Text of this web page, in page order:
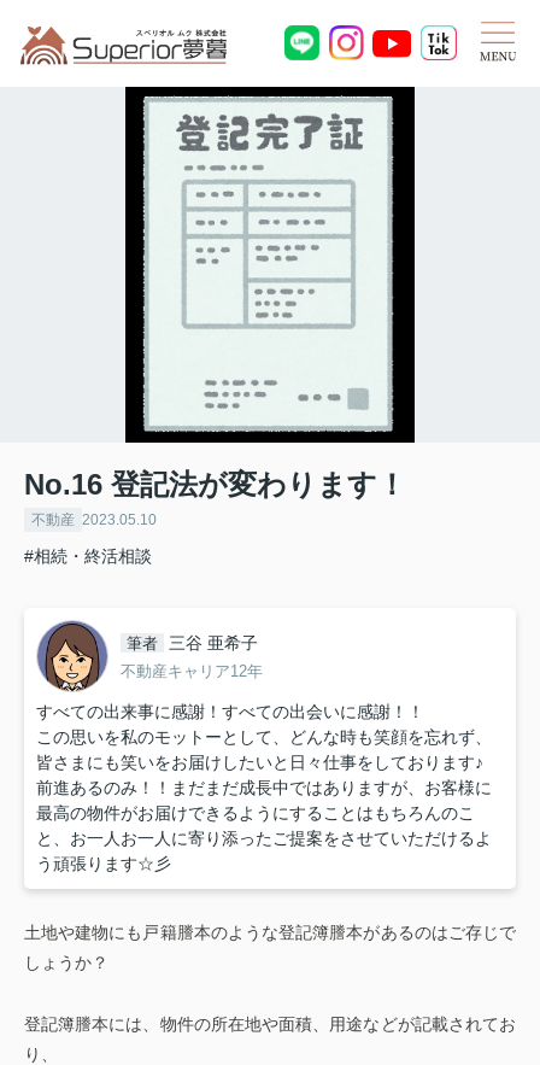
No.16 登記法が変わります！
不動産 2023.05.10
#相続・終活相談
筆者 三谷 亜希子
不動産キャリア12年
すべての出来事に感謝！すべての出会いに感謝！！
この思いを私のモットーとして、どんな時も笑顔を忘れず、
皆さまにも笑いをお届けしたいと日々仕事をしております♪
前進あるのみ！！まだまだ成長中ではありますが、お客様に
最高の物件がお届けできるようにすることはもちろんのこ
と、お一人お一人に寄り添ったご提案をさせていただけるよ
う頑張ります☆彡
土地や建物にも戸籍謄本のような登記簿謄本があるのはご存じで
しょうか？
登記簿謄本には、物件の所在地や面積、用途などが記載されてお
り、